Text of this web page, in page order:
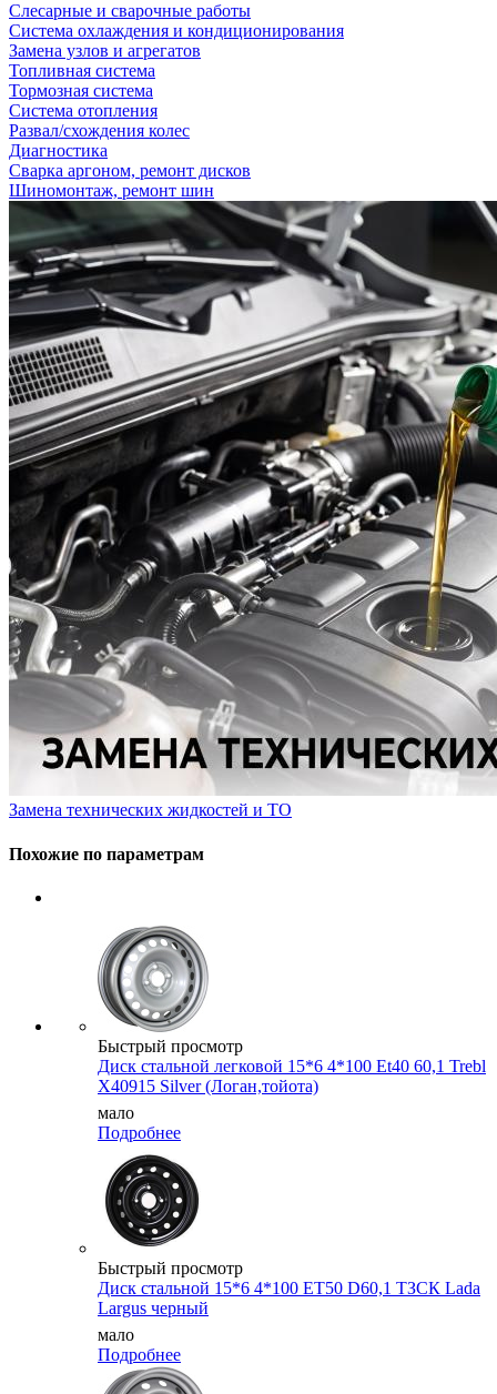
Слесарные и сварочные работы
Система охлаждения и кондиционирования
Замена узлов и агрегатов
Топливная система
Тормозная система
Система отопления
Развал/схождения колес
Диагностика
Сварка аргоном, ремонт дисков
Шиномонтаж, ремонт шин
Замена технических жидкостей и ТО
Похожие по параметрам
Быстрый просмотр
Диск стальной легковой 15*6 4*100 Et40 60,1 Trebl
X40915 Silver (Логан,тойота)
мало
Подробнее
Быстрый просмотр
Диск стальной 15*6 4*100 ET50 D60,1 ТЗСК Lada
Largus черный
мало
Подробнее